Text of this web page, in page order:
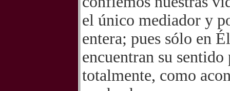
el único mediador y
entera; pues sólo en
encuentran su
totalmente, como